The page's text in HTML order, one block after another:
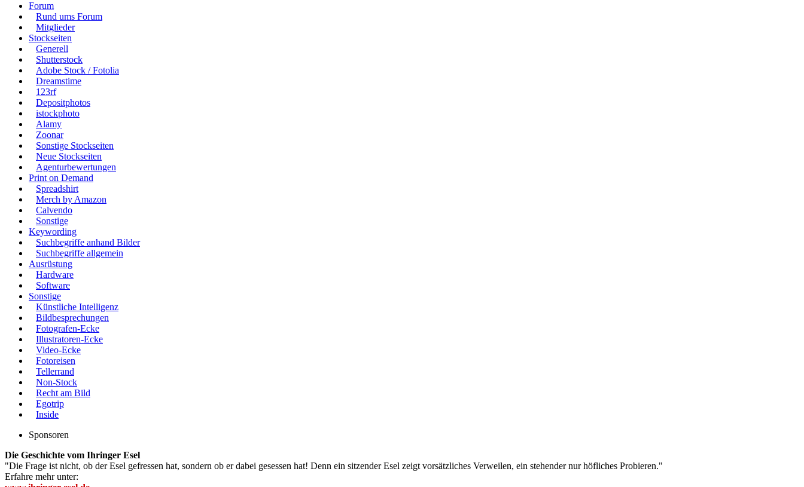
Forum
Rund ums Forum
Mitglieder
Stockseiten
Generell
Shutterstock
Adobe Stock / Fotolia
Dreamstime
123rf
Depositphotos
istockphoto
Alamy
Zoonar
Sonstige Stockseiten
Neue Stockseiten
Agenturbewertungen
Print on Demand
Spreadshirt
Merch by Amazon
Calvendo
Sonstige
Keywording
Suchbegriffe anhand Bilder
Suchbegriffe allgemein
Ausrüstung
Hardware
Software
Sonstige
Künstliche Intelligenz
Bildbesprechungen
Fotografen-Ecke
Illustratoren-Ecke
Video-Ecke
Fotoreisen
Tellerrand
Non-Stock
Recht am Bild
Egotrip
Inside
Sponsoren
Die Geschichte vom Ihringer Esel
"Die Frage ist nicht, ob der Esel gefressen hat, sondern ob er dabei gesessen hat! Denn ein sitzender Esel zeigt vorsätzliches Verweilen, ein stehender nur höfliches Probieren."
Erfahre mehr unter: